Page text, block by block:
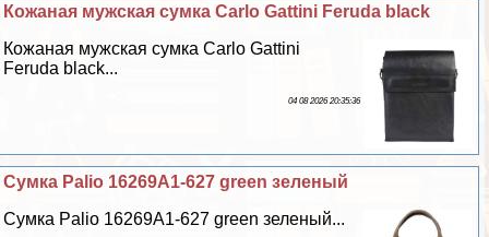
Кожаная мужская сумка Carlo Gattini Feruda black
Кожаная мужская сумка Carlo Gattini
Feruda black...
04 08 2026 20:35:36
Сумка Palio 16269A1-627 green зеленый
Сумка Palio 16269A1-627 green зеленый...